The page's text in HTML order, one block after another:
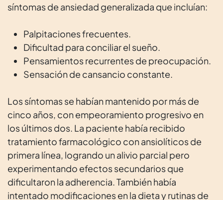
síntomas de ansiedad generalizada que incluían:
Palpitaciones frecuentes.
Dificultad para conciliar el sueño.
Pensamientos recurrentes de preocupación.
Sensación de cansancio constante.
Los síntomas se habían mantenido por más de
cinco años, con empeoramiento progresivo en
los últimos dos. La paciente había recibido
tratamiento farmacológico con ansiolíticos de
primera línea, logrando un alivio parcial pero
experimentando efectos secundarios que
dificultaron la adherencia. También había
intentado modificaciones en la dieta y rutinas de